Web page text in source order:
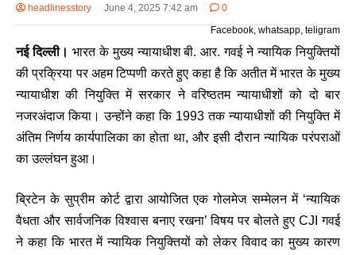
headlinesstory June 4, 2025 7:42 am
0
Facebook, whatsapp, teligram
नई दिल्ली। भारत के मुख्य न्यायाधीश बी. आर. गवई ने न्यायिक नियुक्तियों
की प्रक्रिया पर अहम टिप्पणी करते हुए कहा है कि अतीत में भारत के मुख्य
न्यायाधीश की नियुक्ति में सरकार ने वरिष्ठतम न्यायाधीशों को दो बार
नजरअंदाज किया। उन्होंने कहा कि 1993 तक न्यायाधीशों की नियुक्ति में
अंतिम निर्णय कार्यपालिका का होता था, और इसी दौरान न्यायिक परंपराओं
का उल्लंघन हुआ।
ब्रिटेन के सुप्रीम कोर्ट द्वारा आयोजित एक गोलमेज सम्मेलन में ‘न्यायिक
वैधता और सार्वजनिक विश्वास बनाए रखना’ विषय पर बोलते हुए CJI गवई
ने कहा कि भारत में न्यायिक नियुक्तियों को लेकर विवाद का मुख्य कारण